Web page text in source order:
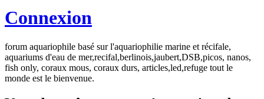
Connexion
forum aquariophile basé sur l'aquariophilie marine et récifale,
aquariums d'eau de mer,recifal,berlinois,jaubert,DSB,picos, nanos,
fish only, coraux mous, coraux durs, articles,led,refuge tout le
monde est le bienvenue.